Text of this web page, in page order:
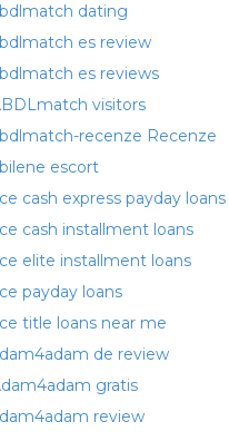
dating
es review
es reviews
visitors
recenze Recenze
escort
cash express payday loans
cash installment loans
elite installment loans
payday loans
title loans near me
de review
gratis
review